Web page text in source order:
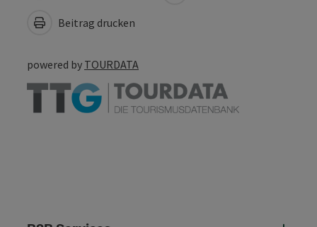
Beitrag drucken
powered by TOURDATA